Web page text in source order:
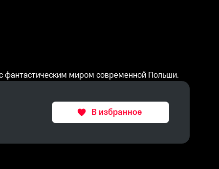
миром современной Польши.
В избранное